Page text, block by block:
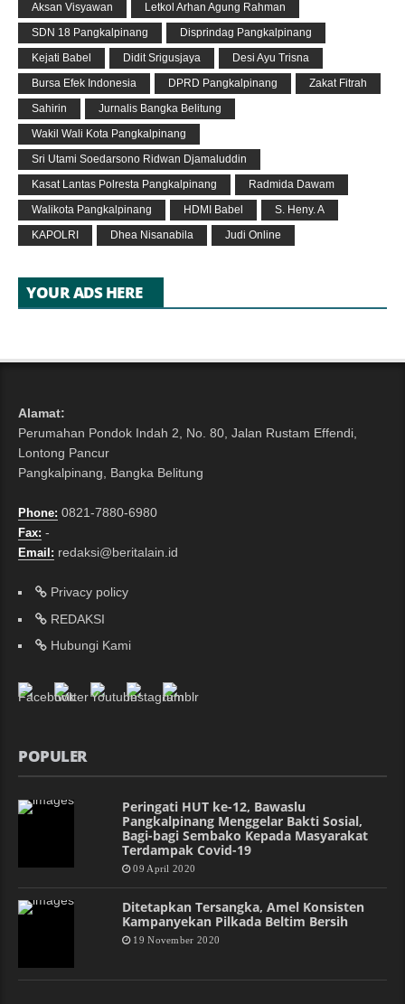
Aksan Visyawan
Letkol Arhan Agung Rahman
SDN 18 Pangkalpinang
Disprindag Pangkalpinang
Kejati Babel
Didit Srigusjaya
Desi Ayu Trisna
Bursa Efek Indonesia
DPRD Pangkalpinang
Zakat Fitrah
Sahirin
Jurnalis Bangka Belitung
Wakil Wali Kota Pangkalpinang
Sri Utami Soedarsono Ridwan Djamaluddin
Kasat Lantas Polresta Pangkalpinang
Radmida Dawam
Walikota Pangkalpinang
HDMI Babel
S. Heny. A
KAPOLRI
Dhea Nisanabila Judi Online
YOUR ADS HERE
Alamat:
Perumahan Pondok Indah 2, No. 80, Jalan Rustam Effendi,
Lontong Pancur
Pangkalpinang, Bangka Belitung
Phone: 0821-7880-6980
Fax: -
Email: redaksi@beritalain.id
Privacy policy
REDAKSI
Hubungi Kami
POPULER
Peringati HUT ke-12, Bawaslu
Pangkalpinang Menggelar Bakti Sosial,
Bagi-bagi Sembako Kepada Masyarakat
Terdampak Covid-19
09 April 2020
Ditetapkan Tersangka, Amel Konsisten
Kampanyekan Pilkada Beltim Bersih
19 November 2020